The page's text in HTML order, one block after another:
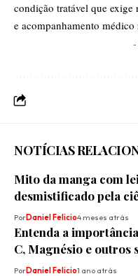
condição tratável que
e acompanhamento
-
NOTÍCIAS
Mito da manga com
desmistificado pela
PorDaniel Felicio4 meses atrás
Entenda a
C, Magnésio e outros
PorDaniel Felicio1 ano atrás